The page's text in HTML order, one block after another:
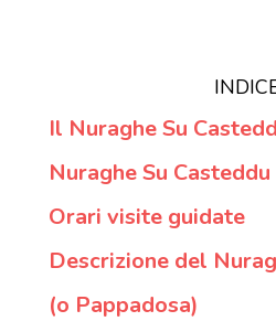
Il Nuraghe Su
Nuraghe Su
Orari visite guidate
Descrizione del
(o Pappadosa)